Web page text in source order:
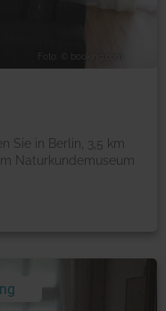
Sie in Berlin, 3,5 km
Naturkundemuseum